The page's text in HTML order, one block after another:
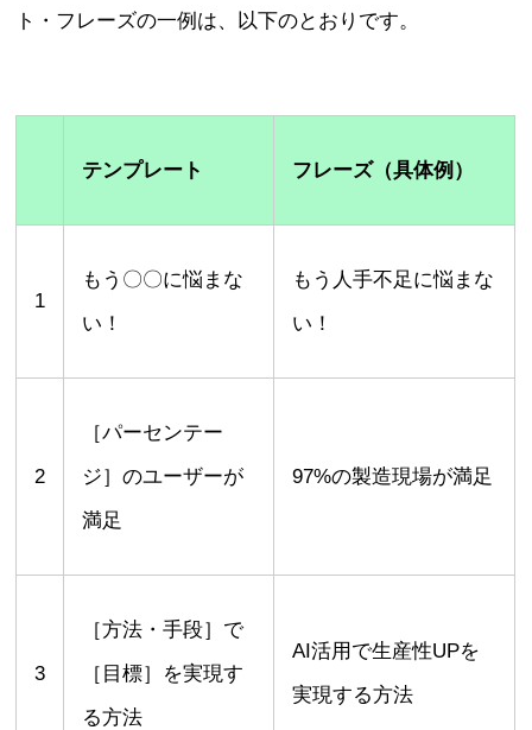
ト・フレーズの一例は、以下のとおりです。
テンプレート フレーズ（具体例）
1
もう〇〇に悩まな
い！
もう人手不足に悩まな
い！
2
［パーセンテー
ジ］のユーザーが
満足
97%の製造現場が満足
3
［方法・手段］で
［目標］を実現す
る方法
AI活用で生産性UPを
実現する方法